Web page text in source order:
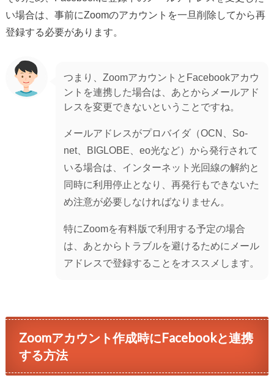
い場合は、事前にZoomのアカウントを一旦削除してから再
登録する必要があります。
つまり、ZoomアカウントとFacebookアカウ
ントを連携した場合は、あとからメールアド
レスを変更できないということですね。
メールアドレスがプロバイダ（OCN、So-
net、BIGLOBE、eo光など）から発行されて
いる場合は、インターネット光回線の解約と
同時に利用停止となり、再発行もできないた
め注意が必要しなければなりません。
特にZoomを有料版で利用する予定の場合
は、あとからトラブルを避けるためにメール
アドレスで登録することをオススメします。
Zoomアカウント作成時にFacebookと連携
する方法